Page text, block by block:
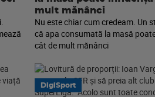
mult mănânci
Nu este chiar cum credeam. Un
că apa consumată la masă
cât de mult mănânci
DigiSport